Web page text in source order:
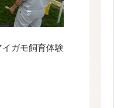
ガモ飼育体験